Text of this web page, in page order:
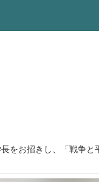
お招きし、「戦争